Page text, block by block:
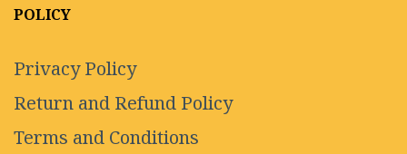
POLICY
Privacy Policy
Return and Refund Policy
Terms and Conditions